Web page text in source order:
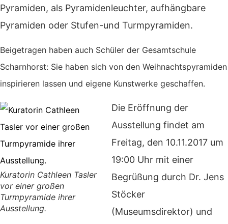
Pyramiden, als Pyramidenleuchter, aufhängbare
Pyramiden oder Stufen-und Turmpyramiden.
Beigetragen haben auch Schüler der Gesamtschule
Scharnhorst: Sie haben sich von den Weihnachtspyramiden
inspirieren lassen und eigene Kunstwerke geschaffen.
Kuratorin Cathleen Tasler
vor einer großen
Turmpyramide ihrer
Ausstellung.
Die Eröffnung der
Ausstellung findet am
Freitag, den 10.11.2017 um
19:00 Uhr mit einer
Begrüßung durch Dr. Jens
Stöcker
(Museumsdirektor) und